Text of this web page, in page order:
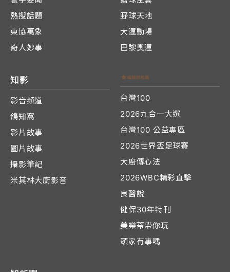
熱搜話題
東協萬象
奇人妙事
野球天地
大運動場
巴黎奧運
知影
影音頻道
鴿知窩
影片故事
圖片故事
攝影筆記
米其林大廚影音
台灣100
2026九合一大選
台灣100 公益專區
2026世界盃足球賽
大廚傳心法
2026WBC精彩直擊
良醫說
健保30年特刊
美樂蒂帶你玩
頭家有事嗎